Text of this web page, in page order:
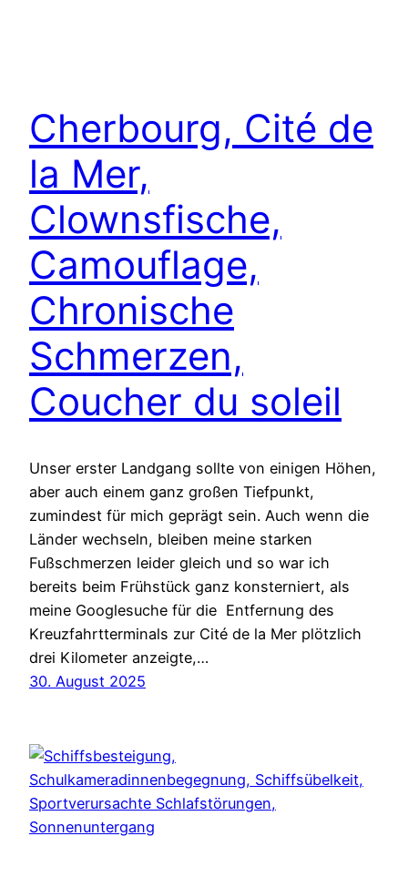
Cherbourg, Cité de
la Mer,
Clownsfische,
Camouflage,
Chronische
Schmerzen,
Coucher du soleil
Unser erster Landgang sollte von einigen Höhen,
aber auch einem ganz großen Tiefpunkt,
zumindest für mich geprägt sein. Auch wenn die
Länder wechseln, bleiben meine starken
Fußschmerzen leider gleich und so war ich
bereits beim Frühstück ganz konsterniert, als
meine Googlesuche für die Entfernung des
Kreuzfahrtterminals zur Cité de la Mer plötzlich
drei Kilometer anzeigte,…
30. August 2025